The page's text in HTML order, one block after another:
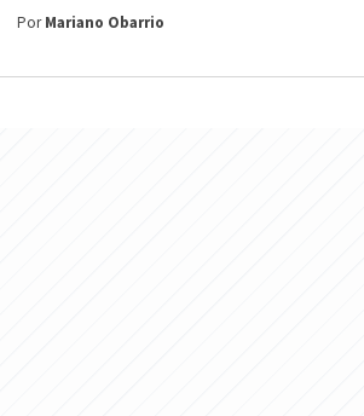
PorMariano Obarrio